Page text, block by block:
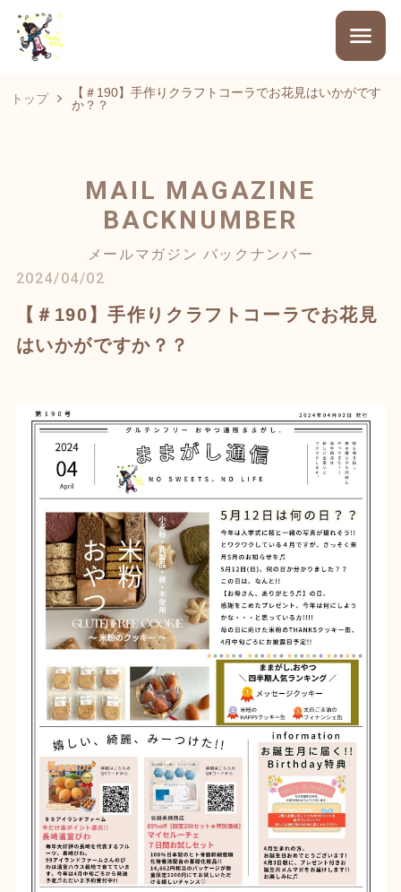
トップ
【＃190】手作りクラフトコーラでお花見はいかがです
か？？
MAIL MAGAZINE
BACKNUMBER
メールマガジン バックナンバー
2024/04/02
【＃190】手作りクラフトコーラでお花見
はいかがですか？？